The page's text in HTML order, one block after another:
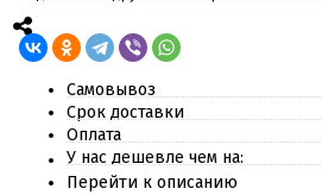
Самовывоз
Срок доставки
Оплата
У нас дешевле чем на:
Перейти к описанию